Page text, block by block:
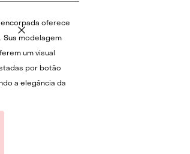
encorpada oferece
Sua modelagem
um visual
por botão
a elegância da
de
peça versátil